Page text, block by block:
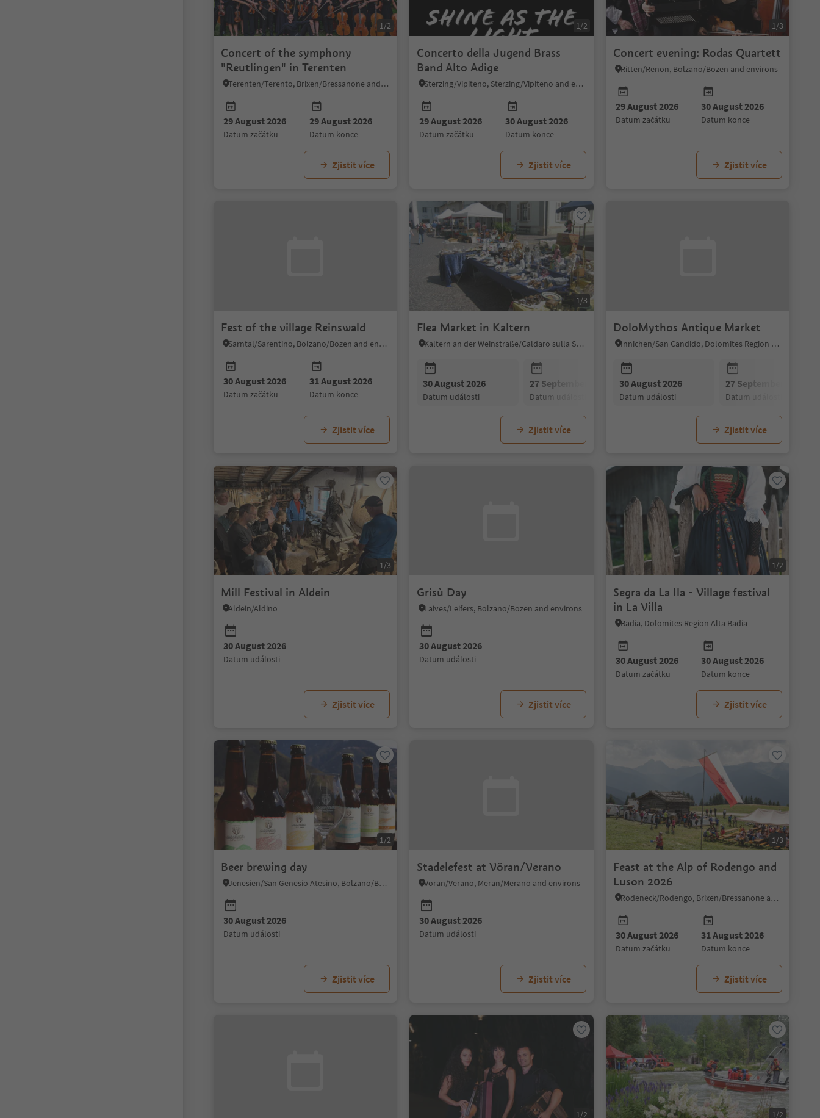
1/2
Concert of the symphony
"Reutlingen" in Terenten
Terenten/Terento, Brixen/Bressanone and environs
29 August 2026
datum začátku
29 August 2026
datum konce
Zjistit více
1/2
Concerto della Jugend Brass
Band Alto Adige
Sterzing/Vipiteno, Sterzing/Vipiteno and environs
29 August 2026
datum začátku
30 August 2026
datum konce
Zjistit více
1/3
Concert evening: Rodas Quartett
Ritten/Renon, Bolzano/Bozen and environs
29 August 2026
datum začátku
30 August 2026
datum konce
Zjistit více
Fest of the village Reinswald
Sarntal/Sarentino, Bolzano/Bozen and environs
30 August 2026
datum začátku
31 August 2026
datum konce
Zjistit více
1/3
Flea Market in Kaltern
Kaltern an der Weinstraße/Caldaro sulla Strada del Vino, Alto Adige Wine Road
30 August 2026
datum události
27 September 2026
datum události
18 October 2026
datum události
Zjistit více
DoloMythos Antique Market
Innichen/San Candido, Dolomites Region 3 Zinnen
30 August 2026
datum události
27 September 2026
datum události
Zjistit více
1/3
Mill Festival in Aldein
Aldein/Aldino
30 August 2026
datum události
Zjistit více
Grisù Day
Laives/Leifers, Bolzano/Bozen and environs
30 August 2026
datum události
Zjistit více
1/2
Segra da La Ila - Village festival
in La Villa
Badia, Dolomites Region Alta Badia
30 August 2026
datum začátku
30 August 2026
datum konce
Zjistit více
1/2
Beer brewing day
Jenesien/San Genesio Atesino, Bolzano/Bozen and environs
30 August 2026
datum události
Zjistit více
Stadelefest at Vöran/Verano
Vöran/Verano, Meran/Merano and environs
30 August 2026
datum události
Zjistit více
1/3
Feast at the Alp of Rodengo and
Luson 2026
Rodeneck/Rodengo, Brixen/Bressanone and environs
30 August 2026
datum začátku
31 August 2026
datum konce
Zjistit více
1/2 1/2